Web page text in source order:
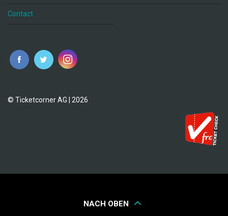
Contact
fr
© Ticketcorner AG | 2026
NACH OBEN